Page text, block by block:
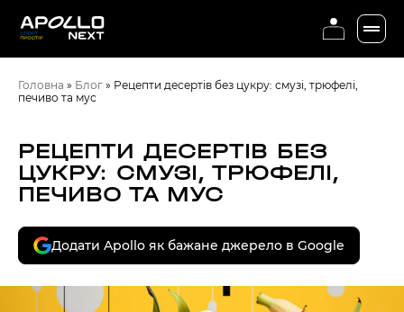
Головна » Блог » Рецепти десертів без цукру: смузі, трюфелі,
печиво та мус
РЕЦЕПТИ ДЕСЕРТІВ БЕЗ
ЦУКРУ: СМУЗІ, ТРЮФЕЛІ,
ПЕЧИВО ТА МУС
Додати Apollo як бажане джерело в Google